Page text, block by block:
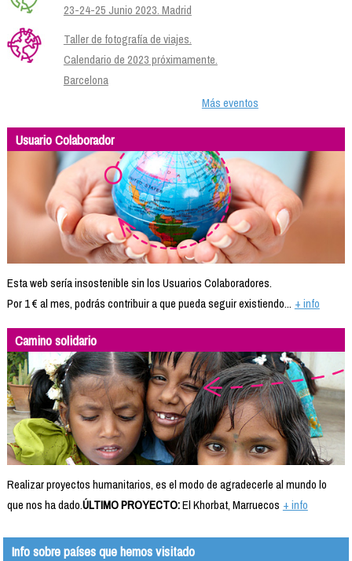
23-24-25 Junio 2023. Madrid
Taller de fotografía de viajes.
Calendario de 2023 próximamente.
Barcelona
Más eventos
Usuario Colaborador
Esta web sería insostenible sin los Usuarios Colaboradores.
Por 1 € al mes, podrás contribuir a que pueda seguir existiendo... + info
Camino solidario
Realizar proyectos humanitarios, es el modo de agradecerle al mundo lo
que nos ha dado.ÚLTIMO PROYECTO:El Khorbat, Marruecos + info
Info sobre países que hemos visitado